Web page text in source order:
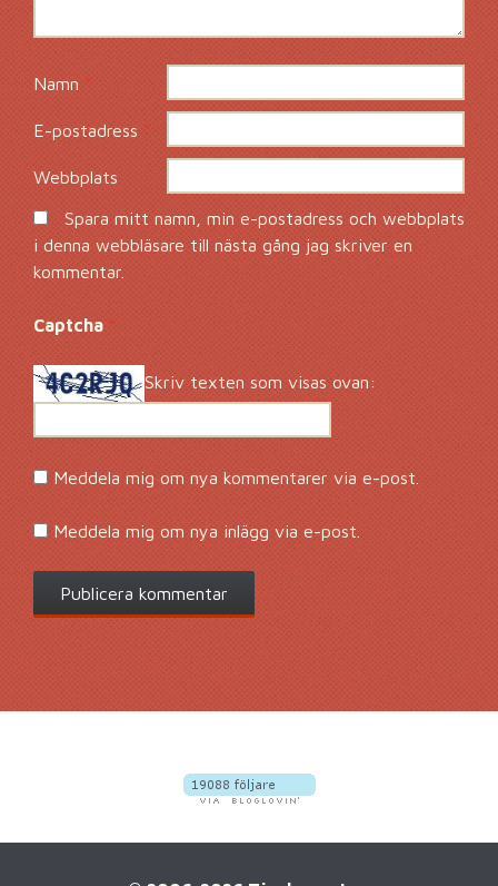
Namn *
E-postadress*
Webbplats
Spara mitt namn, min e-postadress och webbplats
i denna webbläsare till nästa gång jag skriver en
kommentar.
Captcha*
Skriv texten som visas ovan:
Meddela mig om nya kommentarer via e-post.
Meddela mig om nya inlägg via e-post.